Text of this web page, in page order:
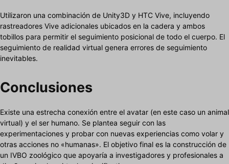
Utilizaron una combinación de Unity3D y HTC Vive, incluyendo
rastreadores Vive adicionales ubicados en la cadera y ambos
tobillos para permitir el seguimiento posicional de todo el cuerpo. El
seguimiento de realidad virtual genera errores de seguimiento
inevitables.
Conclusiones
Existe una estrecha conexión entre el avatar (en este caso un animal
virtual) y el ser humano. Se plantea seguir con las
experimentaciones y probar con nuevas experiencias como volar y
otras acciones no «humanas». El objetivo final es la construcción de
un IVBO zoológico que apoyaría a investigadores y profesionales a